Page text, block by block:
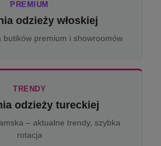
PREMIUM
odzieży włoskiej
butików premium i showroomów
TRENDY
odzieży tureckiej
– aktualne trendy, szybka
rotacja